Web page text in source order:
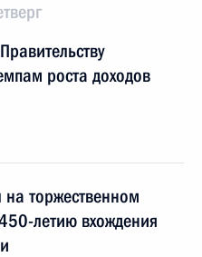
роста доходов
торжественном
летию вхождения